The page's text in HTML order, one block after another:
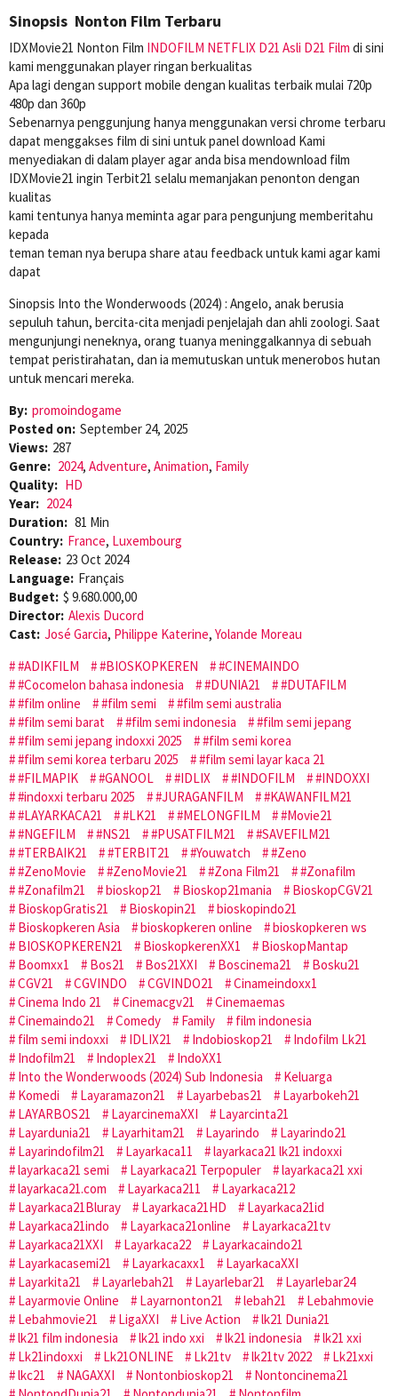
Sinopsis Nonton Film Terbaru
IDXMovie21 Nonton Film INDOFILM NETFLIX D21 Asli D21 Film di sini
kami menggunakan player ringan berkualitas
Apa lagi dengan support mobile dengan kualitas terbaik mulai 720p
480p dan 360p
Sebenarnya penggunjung hanya menggunakan versi chrome terbaru
dapat menggakses film di sini untuk panel download Kami
menyediakan di dalam player agar anda bisa mendownload film
IDXMovie21 ingin Terbit21 selalu memanjakan penonton dengan
kualitas
kami tentunya hanya meminta agar para pengunjung memberitahu
kepada
teman teman nya berupa share atau feedback untuk kami agar kami
dapat
Sinopsis Into the Wonderwoods (2024) : Angelo, anak berusia
sepuluh tahun, bercita-cita menjadi penjelajah dan ahli zoologi. Saat
mengunjungi neneknya, orang tuanya meninggalkannya di sebuah
tempat peristirahatan, dan ia memutuskan untuk menerobos hutan
untuk mencari mereka.
By: promoindogame
Posted on: September 24, 2025
Views: 287
Genre: 2024, Adventure, Animation, Family
Quality: HD
Year: 2024
Duration: 81 Min
Country: France, Luxembourg
Release: 23 Oct 2024
Language: Français
Budget: $ 9.680.000,00
Director: Alexis Ducord
Cast: José Garcia, Philippe Katerine, Yolande Moreau
#ADIKFILM
#BIOSKOPKEREN
#CINEMAINDO
#Cocomelon bahasa indonesia
#DUNIA21
#DUTAFILM
#film online
#film semi
#film semi australia
#film semi barat
#film semi indonesia
#film semi jepang
#film semi jepang indoxxi 2025
#film semi korea
#film semi korea terbaru 2025
#film semi layar kaca 21
#FILMAPIK
#GANOOL #IDLIX #INDOFILM
#INDOXXI
#indoxxi terbaru 2025
#JURAGANFILM
#KAWANFILM21
#LAYARKACA21
#LK21 #MELONGFILM
#Movie21
#NGEFILM
#NS21 #PUSATFILM21
#SAVEFILM21
#TERBAIK21
#TERBIT21 #Youwatch
#Zeno
#ZenoMovie
#ZenoMovie21 #Zona Film21
#Zonafilm
#Zonafilm21
bioskop21 Bioskop21mania
BioskopCGV21
BioskopGratis21
Bioskopin21
bioskopindo21
Bioskopkeren Asia
bioskopkeren online
bioskopkeren ws
BIOSKOPKEREN21
BioskopkerenXX1
BioskopMantap
Boomxx1
Bos21 Bos21XXI Boscinema21
Bosku21
CGV21
CGVINDO CGVINDO21
Cinameindoxx1
Cinema Indo 21
Cinemacgv21
Cinemaemas
Cinemaindo21
Comedy Family
film indonesia
film semi indoxxi
IDLIX21 Indobioskop21
Indofilm Lk21
Indofilm21
Indoplex21
IndoXX1
Into the Wonderwoods (2024) Sub Indonesia
Keluarga
Komedi
Layaramazon21 Layarbebas21
Layarbokeh21
LAYARBOS21
LayarcinemaXXI
Layarcinta21
Layardunia21
Layarhitam21 Layarindo
Layarindo21
Layarindofilm21
Layarkaca11
layarkaca21 lk21 indoxxi
layarkaca21 semi
Layarkaca21 Terpopuler
layarkaca21 xxi
layarkaca21.com
Layarkaca211
Layarkaca212
Layarkaca21Bluray
Layarkaca21HD
Layarkaca21id
Layarkaca21indo
Layarkaca21online
Layarkaca21tv
Layarkaca21XXI
Layarkaca22
Layarkacaindo21
Layarkacasemi21
Layarkacaxx1
LayarkacaXXI
Layarkita21
Layarlebah21 Layarlebar21
Layarlebar24
Layarmovie Online
Layarnonton21 lebah21
Lebahmovie
Lebahmovie21
LigaXXI Live Action
lk21 Dunia21
lk21 film indonesia
lk21 indo xxi lk21 indonesia
lk21 xxi
Lk21indoxxi
Lk21ONLINE Lk21tv lk21tv 2022
Lk21xxi
lkc21
NAGAXXI Nontonbioskop21
Nontoncinema21